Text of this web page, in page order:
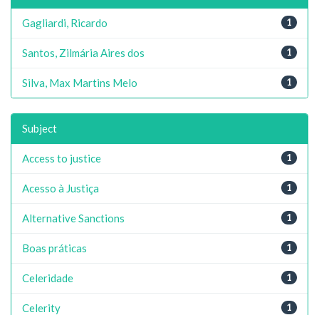
1
Gagliardi, Ricardo
1
Santos, Zilmária Aires dos
1
Silva, Max Martins Melo
Subject
1
Access to justice
1
Acesso à Justiça
1
Alternative Sanctions
1
Boas práticas
1
Celeridade
1
Celerity